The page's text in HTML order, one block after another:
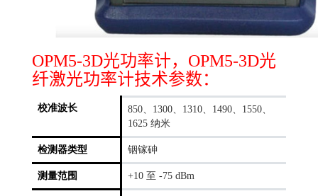
OPM5-3D光功率计，OPM5-3D光
纤激光功率计技术参数：
校准波长
850、1300、1310、1490、1550、
1625 纳米
检测器类型 铟镓砷
测量范围 +10 至 -75 dBm